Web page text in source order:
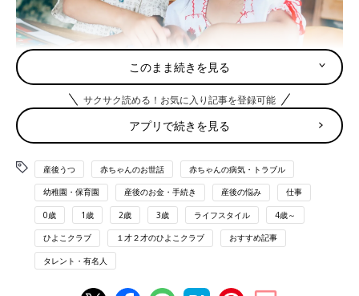
――東京で仕事と子育てをしていた八木下さん夫婦。移住の話が
出たのは、いつごろだったのでしょうか？
八木下さん（以下敬称略） 移住を決めたのは、第２子の妊娠が
きっかけでした。長男が当時２～３才 で、かなりやんちゃな時期
で住んでいたマンションの下の階から苦情が来たり、電車内でも
とにかく動き回るのでまわりの視線が気になったり…という生活
に私が疲れてしまって。東京で育児をしていく自信がない、と感
じていました。
このまま続きを見る
サクサク読める！お気に入り記事を登録可能
アプリで続きを見る
産後うつ 赤ちゃんのお世話 赤ちゃんの病気・トラブル
幼稚園・保育園 産後のお金・手続き 産後の悩み 仕事
0歳 1歳 2歳 3歳 ライフスタイル 4歳～
ひよこクラブ １才２才のひよこクラブ おすすめ記事
タレント・有名人